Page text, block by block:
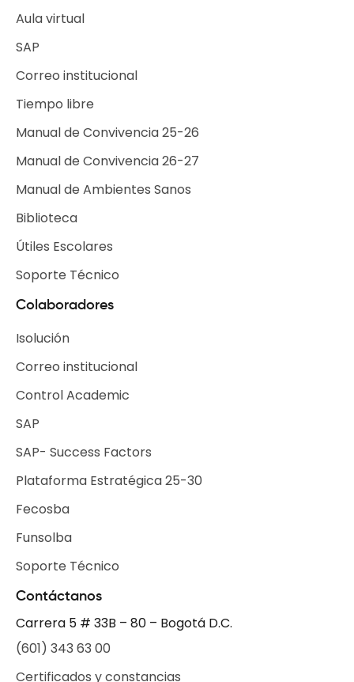
Aula virtual
SAP
Correo institucional
Tiempo libre
Escuelas de Tiempo Libre
Selecciones Deportivas
Grupos Institucionales
Manual de Convivencia 25-26
Manual de Convivencia 26-27
Manual de Ambientes Sanos
Biblioteca
Útiles Escolares
Soporte Técnico
Colaboradores
Isolución
Correo institucional
Control Academic
SAP
SAP- Success Factors
Plataforma Estratégica 25-30
Fecosba
Funsolba
Soporte Técnico
Contáctanos
Carrera 5 # 33B – 80 – Bogotá D.C.
(601) 343 63 00
Certificados y constancias